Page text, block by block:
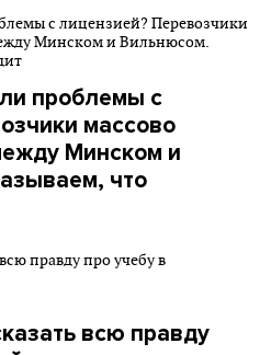
проблемы с
массово
Минском и
что
всю правду